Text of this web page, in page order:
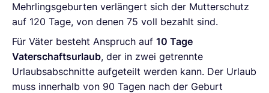
Mehrlingsgeburten verlängert sich der Mutterschutz
auf 120 Tage, von denen 75 voll bezahlt sind.
Für Väter besteht Anspruch auf 10 Tage
Vaterschaftsurlaub, der in zwei getrennte
Urlaubsabschnitte aufgeteilt werden kann. Der Urlaub
muss innerhalb von 90 Tagen nach der Geburt